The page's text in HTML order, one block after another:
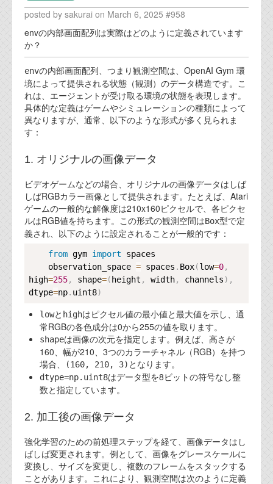
オフィス
実績
ブログ
機能安全ブログ
設計ブログ
テクノロジ
外部投稿記事
ブログテーマ
技術文書
ご希望の方は、お問い合わせページから
資料閲覧パスワードをお問い合わせ頂き
ログインをお願い致します。アカウント
名は"opendocument"です。
機能安全用語集
設計用語集
オンラインショップ
お問い合わせ
posted by sakurai on March 6, 2025 #958
envの内部画面配列は実際はどのように定義されています
か？
envの内部画面配列、つまり観測空間は、OpenAI Gym 環
境によって提供される状態（観測）のデータ構造です。こ
れは、エージェントが受け取る環境の状態を表現します。
具体的な定義はゲームやシミュレーションの種類によって
異なりますが、通常、以下のような形式が多く見られま
す：
1. オリジナルの画像データ
ビデオゲームなどの場合、オリジナルの画像データはしば
しばRGBカラー画像として提供されます。たとえば、Atari
ゲームの一般的な解像度は210x160ピクセルで、各ピクセ
ルはRGB値を持ちます。この形式の観測空間はBox型で定
義され、以下のように設定されることが一般的です：
from gym import spaces
    observation_space
= spaces . Box(low=0,
high=255, shape=( height , width, channels) ,
dtype=np. uint8)
lowと highはピクセル値の最小値と最大値を示し、通
常RGBの各色成分は0から255の値を取ります。
shapeは画像の次元を指定します。例えば、高さが
160、幅が210、3つのカラーチャネル（RGB）を持つ
場合、
(160, 210, 3) となります。
dtype=np.uint8はデータ型を8ビットの符号なし整
数と指定しています。
2. 加工後の画像データ
強化学習のための前処理ステップを経て、画像データはし
ばしば変更されます。例として、画像をグレースケールに
変換し、サイズを変更し、複数のフレームをスタックする
ことがあります。これにより、観測空間は次のように定義